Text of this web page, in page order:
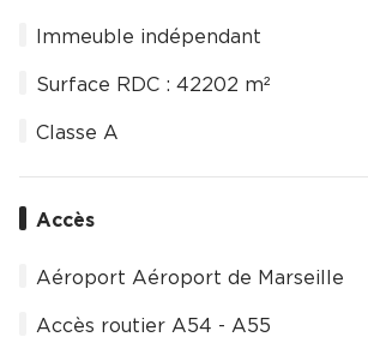
Immeuble indépendant
Surface RDC : 42202 m²
Classe A
Accès
Aéroport Aéroport de Marseille
Accès routier A54 - A55